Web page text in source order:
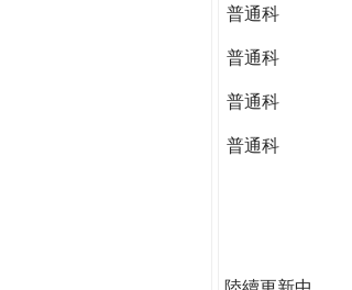
普通科
普通科
普通科
普通科